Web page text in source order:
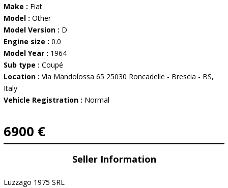
Make : Fiat
Model : Other
Model Version : D
Engine size : 0.0
Model Year : 1964
Sub type : Coupé
Location : Via Mandolossa 65 25030 Roncadelle - Brescia - BS,
Italy
Vehicle Registration : Normal
6900 €
Seller Information
Luzzago 1975 SRL